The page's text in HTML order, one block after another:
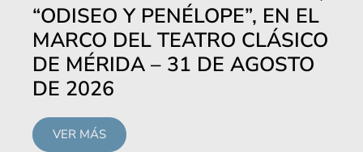
“ODISEO Y PENÉLOPE”, EN EL
MARCO DEL TEATRO CLÁSICO
DE MÉRIDA – 31 DE AGOSTO
DE 2026
VER MÁS